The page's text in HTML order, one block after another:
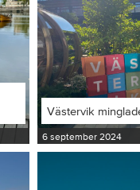
Västervik
6 september 2024